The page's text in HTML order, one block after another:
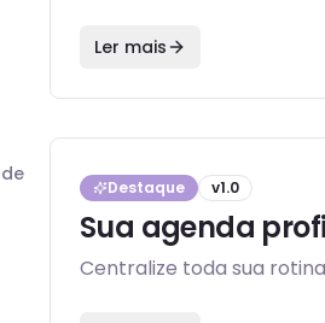
Ler mais
Destaque v1.0
Sua agenda
Centralize toda sua